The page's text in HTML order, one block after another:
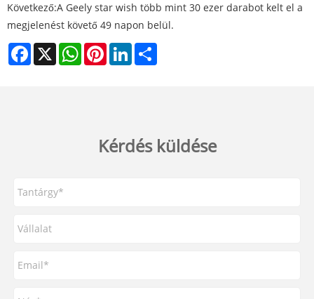
Következő:A Geely star wish több mint 30 ezer darabot kelt el a
megjelenést követő 49 napon belül.
Facebook
X WhatsAppPinterestLinkedIn
Kérdés küldése